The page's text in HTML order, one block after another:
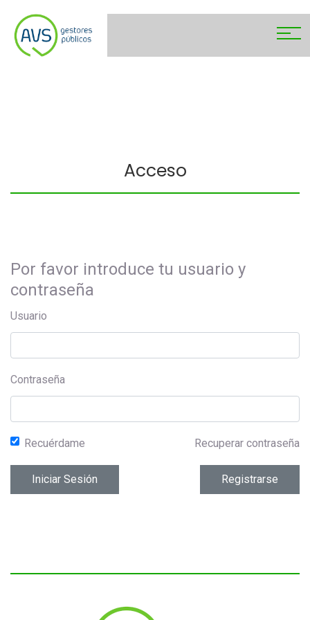
Acceso
Por favor introduce tu usuario y
contraseña
Usuario
Contraseña
Recuérdame Recuperar contraseña
Iniciar Sesión Registrarse